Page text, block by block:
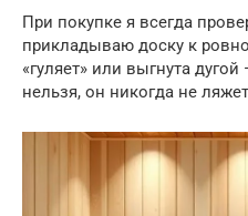
При покупке я всегда
прикладываю доску к
«гуляет» или выгнута
нельзя, он никогда не